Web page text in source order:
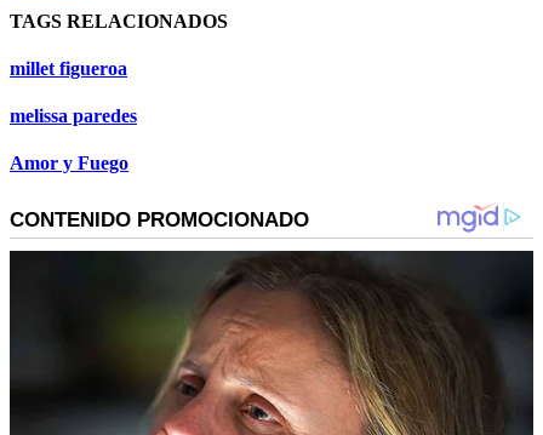
TAGS RELACIONADOS
millet figueroa
melissa paredes
Amor y Fuego